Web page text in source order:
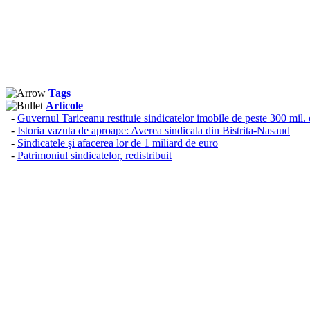
Tags
Articole
- Guvernul Tariceanu restituie sindicatelor imobile de peste 300 mil.
- Istoria vazuta de aproape: Averea sindicala din Bistrita-Nasaud
- Sindicatele şi afacerea lor de 1 miliard de euro
- Patrimoniul sindicatelor, redistribuit